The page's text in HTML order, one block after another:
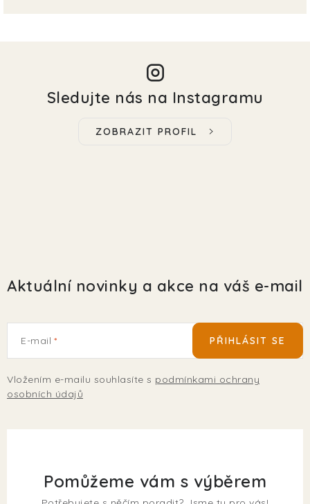
Sledujte nás na Instagramu
ZOBRAZIT PROFIL
Aktuální novinky a akce na váš e-mail
E-mail
Vložením e-mailu souhlasíte s podmínkami ochrany
osobních údajů
PŘIHLÁSIT SE
Pomůžeme vám s výběrem